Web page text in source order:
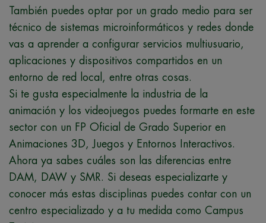
También puedes optar por un grado medio para ser
técnico de sistemas microinformáticos y redes donde
vas a aprender a configurar servicios multiusuario,
aplicaciones y dispositivos compartidos en un
entorno de red local, entre otras cosas.
Si te gusta especialmente la industria de la
animación y los videojuegos puedes formarte en este
sector con un FP Oficial de Grado Superior en
Animaciones 3D, Juegos y Entornos Interactivos.
Ahora ya sabes cuáles son las diferencias entre
DAM, DAW y SMR. Si deseas especializarte y
conocer más estas disciplinas puedes contar con un
centro especializado y a tu medida como Campus